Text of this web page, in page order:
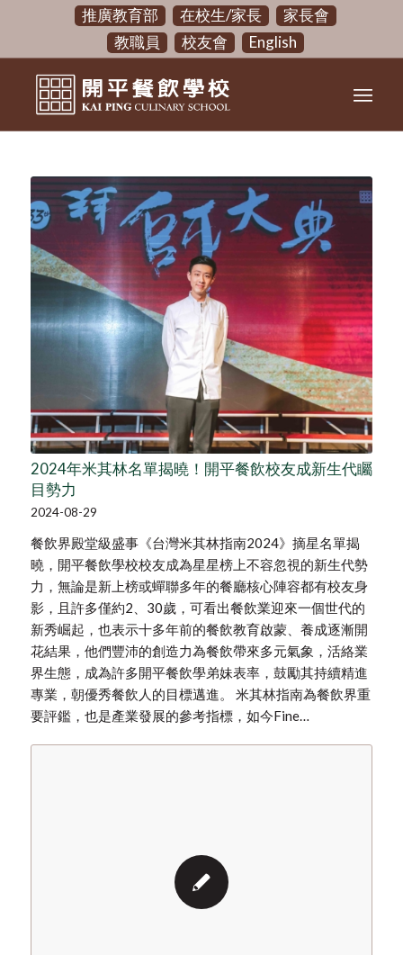
推廣教育部 在校生/家長
家長會
教職員
校友會 English
2024年米其林名單揭曉！開平餐飲校友成新生代矚
目勢力
2024-08-29
餐飲界殿堂級盛事《台灣米其林指南2024》摘星名單揭
曉，開平餐飲學校校友成為星星榜上不容忽視的新生代勢
力，無論是新上榜或蟬聯多年的餐廳核心陣容都有校友身
影，且許多僅約2、30歲，可看出餐飲業迎來一個世代的
新秀崛起，也表示十多年前的餐飲教育啟蒙、養成逐漸開
花結果，他們豐沛的創造力為餐飲帶來多元氣象，活絡業
界生態，成為許多開平餐飲學弟妹表率，鼓勵其持續精進
專業，朝優秀餐飲人的目標邁進。 米其林指南為餐飲界重
要評鑑，也是產業發展的參考指標，如今Fine…